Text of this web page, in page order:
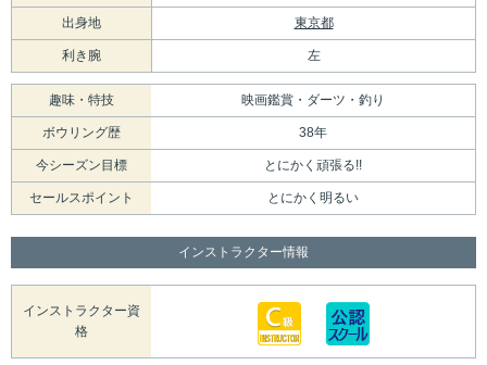
出身地 東京都
利き腕 左
趣味・特技 映画鑑賞・ダーツ・釣り
ボウリング歴 38年
今シーズン目標 とにかく頑張る!!
セールスポイント とにかく明るい
インストラクター情報
インストラクター資
格